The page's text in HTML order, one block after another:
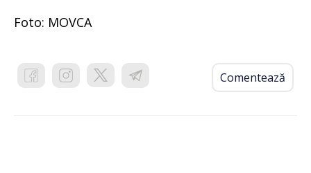
Foto: MOVCA
Comentează